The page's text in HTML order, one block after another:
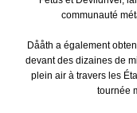
communauté
Dååth a également
devant des dizaines de
plein air à travers les
tournée